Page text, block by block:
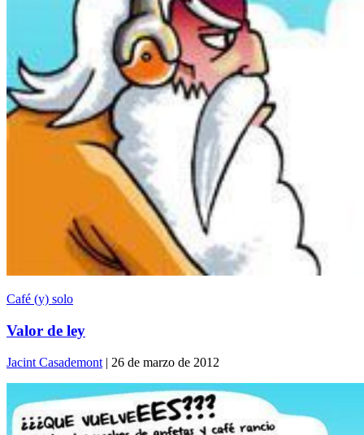
Café (y) solo
Valor de ley
Jacint Casademont | 26 de marzo de 2012